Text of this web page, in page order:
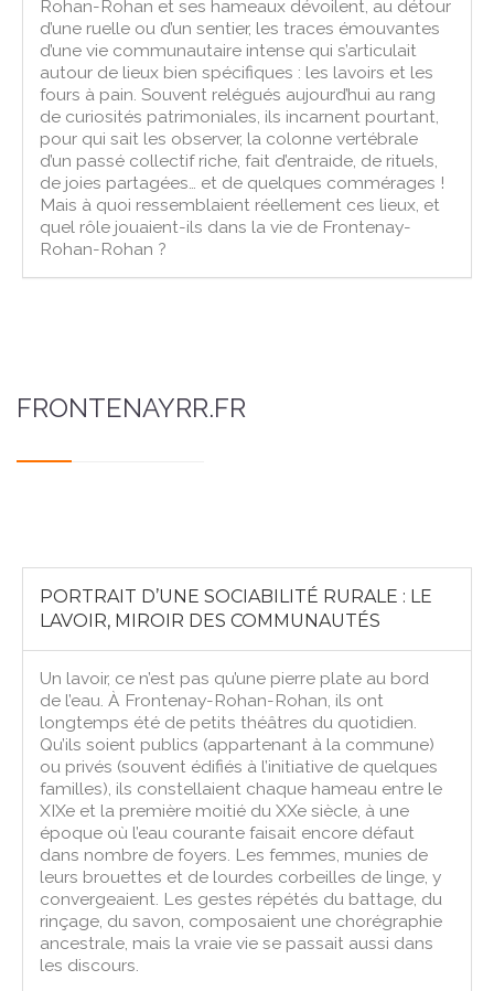
Rohan-Rohan et ses hameaux dévoilent, au détour
d’une ruelle ou d’un sentier, les traces émouvantes
d’une vie communautaire intense qui s’articulait
autour de lieux bien spécifiques : les lavoirs et les
fours à pain. Souvent relégués aujourd’hui au rang
de curiosités patrimoniales, ils incarnent pourtant,
pour qui sait les observer, la colonne vertébrale
d’un passé collectif riche, fait d’entraide, de rituels,
de joies partagées… et de quelques commérages !
Mais à quoi ressemblaient réellement ces lieux, et
quel rôle jouaient-ils dans la vie de Frontenay-
Rohan-Rohan ?
FRONTENAYRR.FR
PORTRAIT D’UNE SOCIABILITÉ RURALE : LE
LAVOIR, MIROIR DES COMMUNAUTÉS
Un lavoir, ce n’est pas qu’une pierre plate au bord
de l’eau. À Frontenay-Rohan-Rohan, ils ont
longtemps été de petits théâtres du quotidien.
Qu’ils soient publics (appartenant à la commune)
ou privés (souvent édifiés à l’initiative de quelques
familles), ils constellaient chaque hameau entre le
XIXe et la première moitié du XXe siècle, à une
époque où l’eau courante faisait encore défaut
dans nombre de foyers. Les femmes, munies de
leurs brouettes et de lourdes corbeilles de linge, y
convergeaient. Les gestes répétés du battage, du
rinçage, du savon, composaient une chorégraphie
ancestrale, mais la vraie vie se passait aussi dans
les discours.